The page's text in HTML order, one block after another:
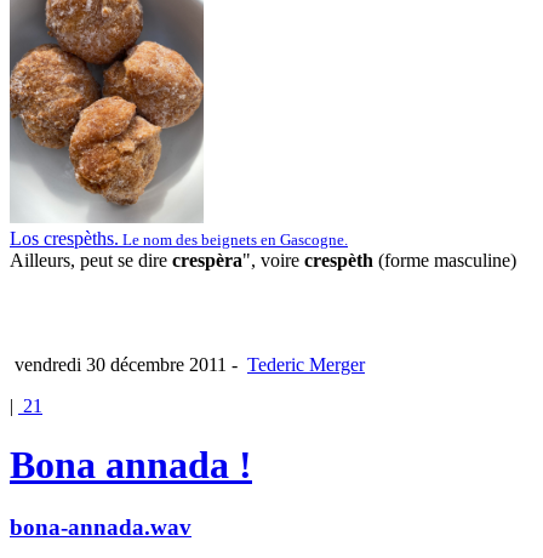
Los crespèths. Le nom des beignets en Gascogne.
Ailleurs, peut se dire crespèra", voire crespèth (forme masculine)
vendredi 30 décembre 2011 - Tederic Merger
| 21
Bona annada !
bona-annada.wav